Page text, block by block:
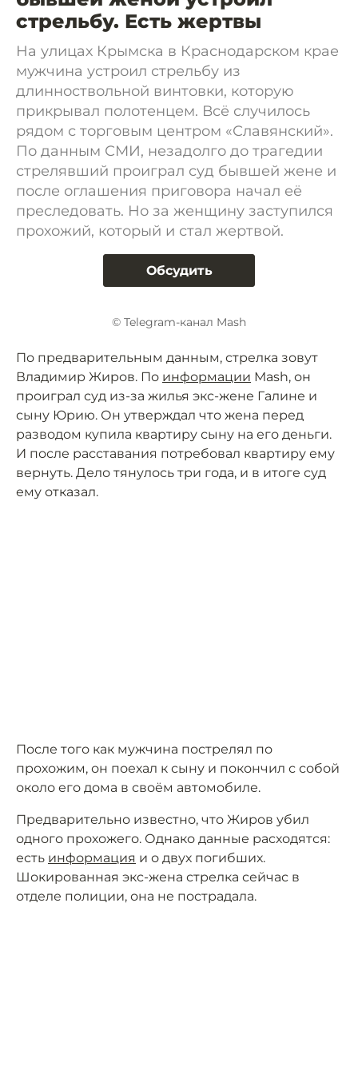
стрельбу. Есть жертвы
На улицах Крымска в Краснодарском крае
мужчина устроил стрельбу из
длинноствольной винтовки, которую
прикрывал полотенцем. Всё случилось
рядом с торговым центром «Славянский».
По данным СМИ, незадолго до трагедии
стрелявший проиграл суд бывшей жене и
после оглашения приговора начал её
преследовать. Но за женщину заступился
прохожий, который и стал жертвой.
Обсудить
© Telegram-канал Mash
По предварительным данным, стрелка зовут
Владимир Жиров. По информации Mash, он
проиграл суд из-за жилья экс-жене Галине и
сыну Юрию. Он утверждал что жена перед
разводом купила квартиру сыну на его деньги.
И после расставания потребовал квартиру ему
вернуть. Дело тянулось три года, и в итоге суд
ему отказал.
После того как мужчина пострелял по
прохожим, он поехал к сыну и покончил с собой
около его дома в своём автомобиле.
Предварительно известно, что Жиров убил
одного прохожего. Однако данные расходятся:
есть информация и о двух погибших.
Шокированная экс-жена стрелка сейчас в
отделе полиции, она не пострадала.